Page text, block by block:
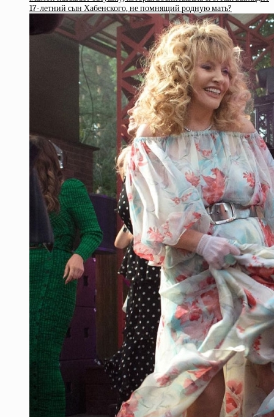
17-летний сын Хабенского, не помнящий родную мать?